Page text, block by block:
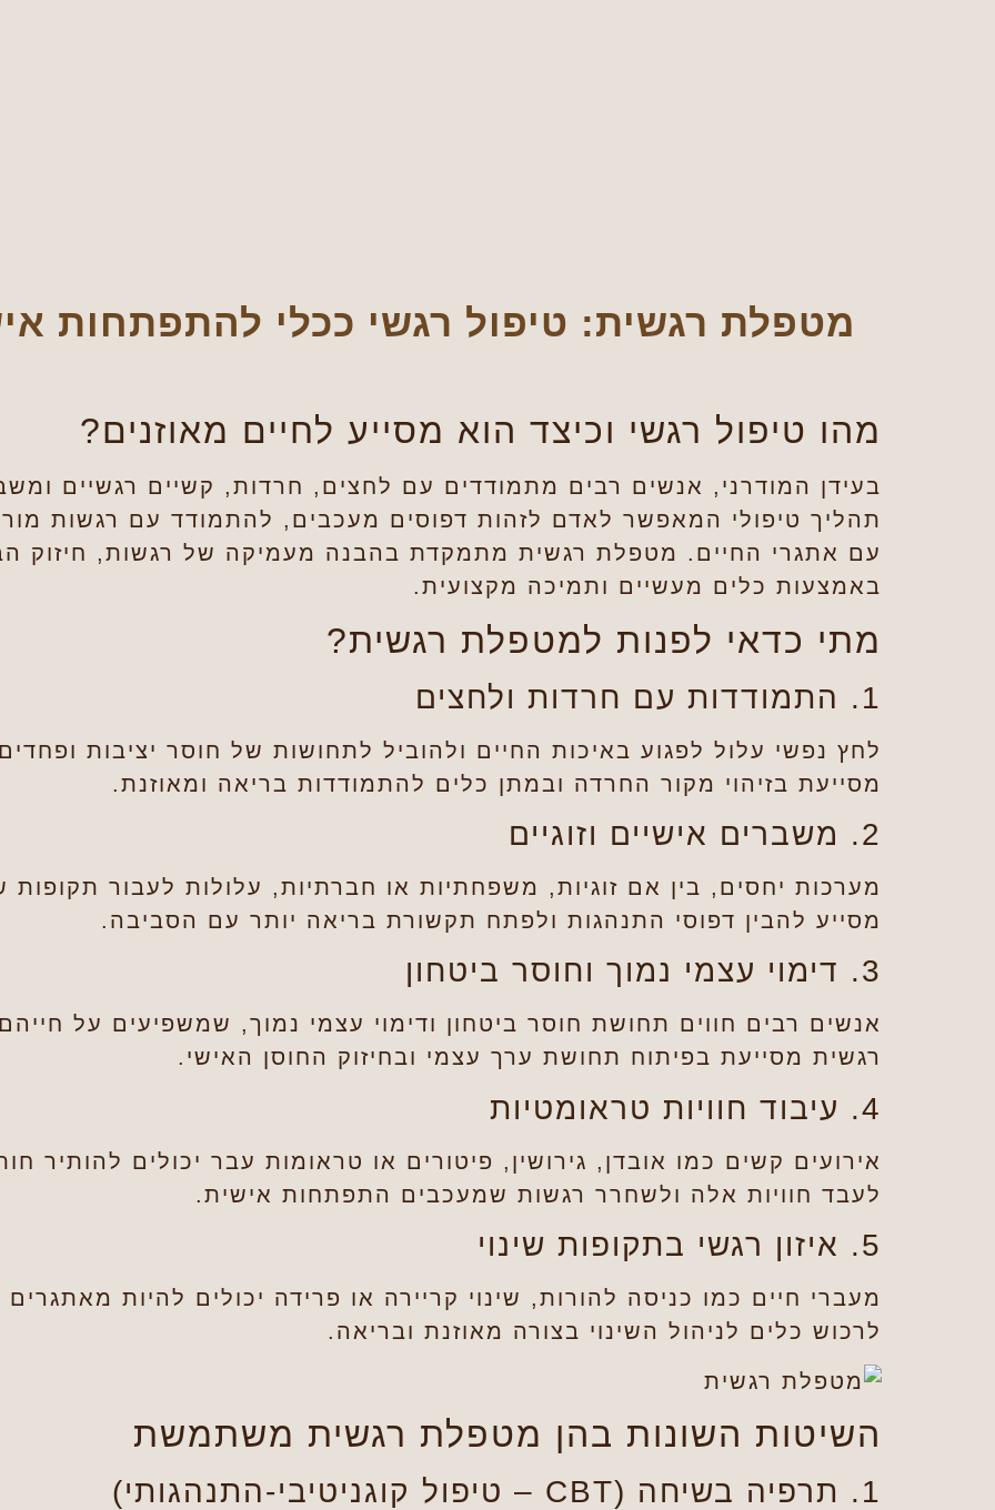
מטפלת רגשית: טיפול רגשי ככלי להתפתחות
מהו טיפול רגשי וכיצד הוא מסייע לחיים מאוזנים?
בעידן המודרני, אנשים רבים מתמודדים עם לחצים, חרדות, קשיים רגשיים
תהליך טיפולי המאפשר לאדם לזהות דפוסים מעכבים, להתמודד עם רגשות
עם אתגרי החיים. מטפלת רגשית מתמקדת בהבנה מעמיקה של רגשות, חיזוק
באמצעות כלים מעשיים ותמיכה מקצועית.
מתי כדאי לפנות למטפלת רגשית?
1. התמודדות עם חרדות ולחצים
לחץ נפשי עלול לפגוע באיכות החיים ולהוביל לתחושות של חוסר יציבות
מסייעת בזיהוי מקור החרדה ובמתן כלים להתמודדות בריאה ומאוזנת.
2. משברים אישיים וזוגיים
מערכות יחסים, בין אם זוגיות, משפחתיות או חברתיות, עלולות לעבור
מסייע להבין דפוסי התנהגות ולפתח תקשורת בריאה יותר עם הסביבה.
3. דימוי עצמי נמוך וחוסר ביטחון
אנשים רבים חווים תחושת חוסר ביטחון ודימוי עצמי נמוך, שמשפיעים על
רגשית מסייעת בפיתוח תחושת ערך עצמי ובחיזוק החוסן האישי.
4. עיבוד חוויות טראומטיות
אירועים קשים כמו אובדן, גירושין, פיטורים או טראומות עבר יכולים להותיר
לעבד חוויות אלה ולשחרר רגשות שמעכבים התפתחות אישית.
5. איזון רגשי בתקופות שינוי
מעברי חיים כמו כניסה להורות, שינוי קריירה או פרידה יכולים להיות
לרכוש כלים לניהול השינוי בצורה מאוזנת ובריאה.
השיטות השונות בהן מטפלת רגשית משתמשת
1. תרפיה בשיחה (CBT – טיפול קוגניטיבי-התנהגותי)